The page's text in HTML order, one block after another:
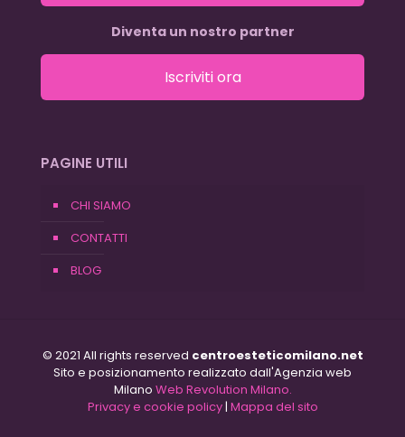
Diventa un nostro partner
Iscriviti ora
PAGINE UTILI
CHI SIAMO
CONTATTI
BLOG
© 2021 All rights reserved centroesteticomilano.net
Sito e posizionamento realizzato dall'Agenzia web
Milano Web Revolution Milano.
Privacy e cookie policy| Mappa del sito